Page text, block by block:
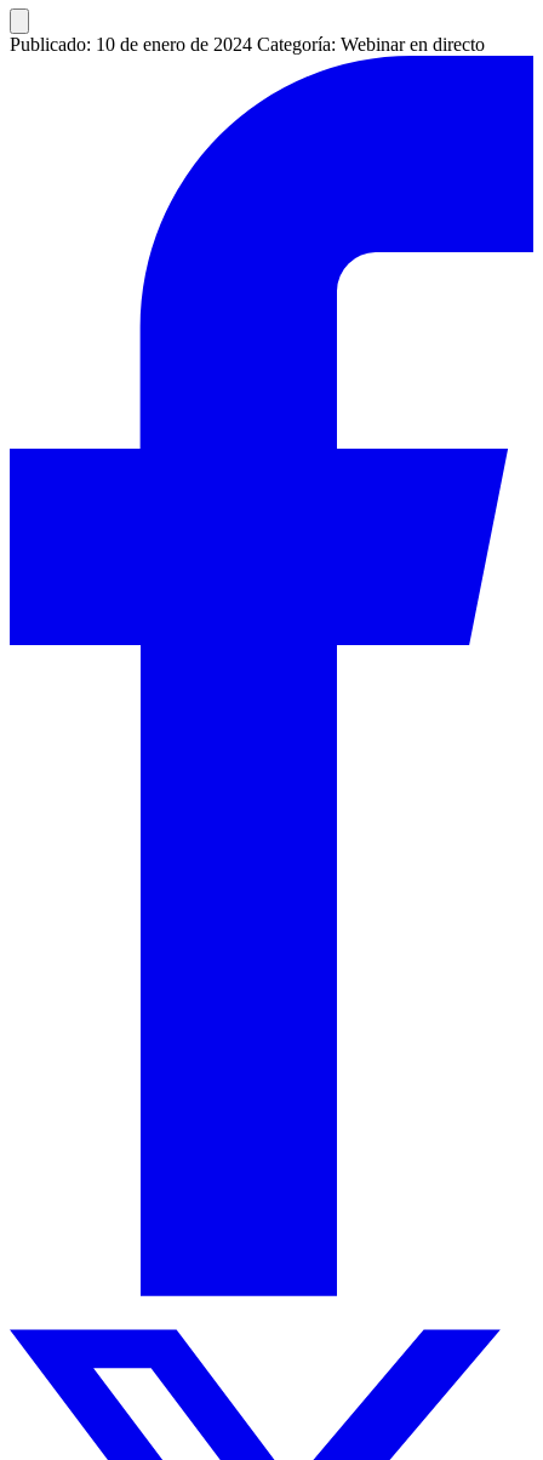
Publicado: 10 de enero de 2024 Categoría: Webinar en directo